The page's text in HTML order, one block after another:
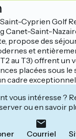
Cyprien Golf
Canet-Saint-
propose des
et
au T3) offrent un
placées sous
cadre
vous intéresse ?
ou en savoir
Courriel